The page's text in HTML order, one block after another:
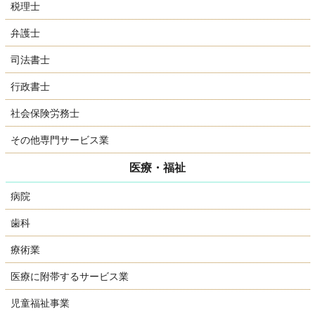
税理士
弁護士
司法書士
行政書士
社会保険労務士
その他専門サービス業
医療・福祉
病院
歯科
療術業
医療に附帯するサービス業
児童福祉事業